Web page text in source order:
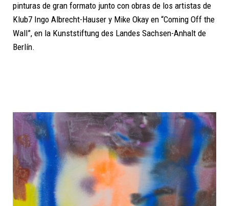
pinturas de gran formato junto con obras de los artistas de
Klub7 Ingo Albrecht-Hauser y Mike Okay en “Coming Off the
Wall”, en la Kunststiftung des Landes Sachsen-Anhalt de
Berlín.